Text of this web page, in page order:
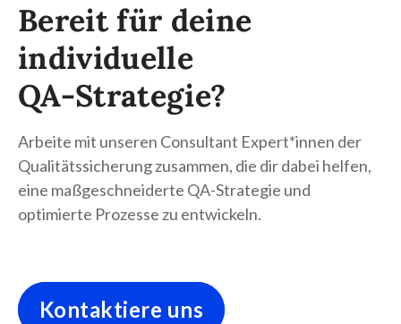
Bereit für deine
individuelle
QA-Strategie?
Arbeite mit unseren Consultant Expert*innen der
Qualitätssicherung zusammen, die dir dabei helfen,
eine maßgeschneiderte QA-Strategie und
optimierte Prozesse zu entwickeln.
Kontaktiere uns